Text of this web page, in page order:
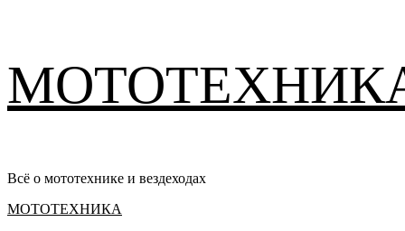
содержимому
Всё о мототехнике и вездеходах
Основное
МОТОТЕХНИКА